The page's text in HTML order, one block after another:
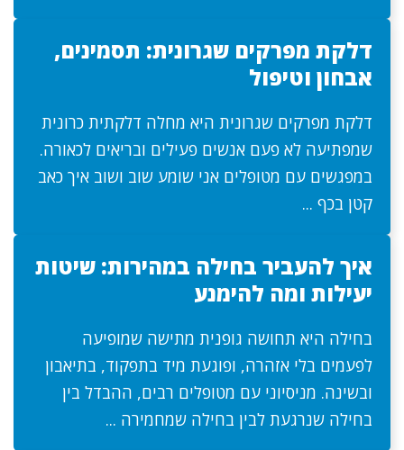
דלקת מפרקים שגרונית: תסמינים,
אבחון וטיפול
דלקת מפרקים שגרונית היא מחלה דלקתית כרונית
שמפתיעה לא פעם אנשים פעילים ובריאים לכאורה.
במפגשים עם מטופלים אני שומע שוב ושוב איך כאב
קטן בכף ...
איך להעביר בחילה במהירות: שיטות
יעילות ומה להימנע
בחילה היא תחושה גופנית מתישה שמופיעה
לפעמים בלי אזהרה, ופוגעת מיד בתפקוד, בתיאבון
ובשינה. מניסיוני עם מטופלים רבים, ההבדל בין
בחילה שנרגעת לבין בחילה שמחמירה ...